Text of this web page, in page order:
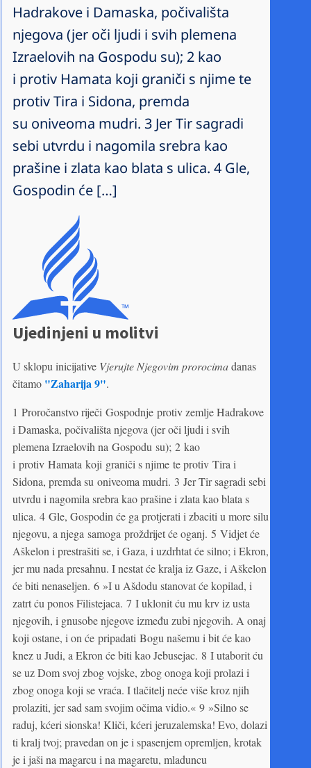
Hadrakove i Damaska, počivališta
njegova (jer oči ljudi i svih plemena
Izraelovih na Gospodu su); 2 kao
i protiv Hamata koji graniči s njime te
protiv Tira i Sidona, premda
su oniveoma mudri. 3 Jer Tir sagradi
sebi utvrdu i nagomila srebra kao
prašine i zlata kao blata s ulica. 4 Gle,
Gospodin će […]
Ujedinjeni u molitvi
U sklopu inicijative Vjerujte Njegovim prorocimadanas
čitamo "Zaharija 9".
1 Proročanstvo riječi Gospodnje protiv zemlje Hadrakove
i Damaska, počivališta njegova (jer oči ljudi i svih
plemena Izraelovih na Gospodu su); 2 kao
i protiv Hamata koji graniči s njime te protiv Tira i
Sidona, premda su oniveoma mudri. 3 Jer Tir sagradi sebi
utvrdu i nagomila srebra kao prašine i zlata kao blata s
ulica. 4 Gle, Gospodin će ga protjerati i zbaciti u more silu
njegovu, a njega samoga proždrijet će oganj. 5 Vidjet će
Aškelon i prestrašiti se, i Gaza, i uzdrhtat će silno; i Ekron,
jer mu nada presahnu. I nestat će kralja iz Gaze, i Aškelon
će biti nenaseljen. 6 »I u Ašdodu stanovat će kopilad, i
zatrt ću ponos Filistejaca. 7 I uklonit ću mu krv iz usta
njegovih, i gnusobe njegove između zubi njegovih. A onaj
koji ostane, i on će pripadati Bogu našemu i bit će kao
knez u Judi, a Ekron će biti kao Jebusejac. 8 I utaborit ću
se uz Dom svoj zbog vojske, zbog onoga koji prolazi i
zbog onoga koji se vraća. I tlačitelj neće više kroz njih
prolaziti, jer sad sam svojim očima vidio.« 9 »Silno se
raduj, kćeri sionska! Kliči, kćeri jeruzalemska! Evo, dolazi
ti kralj tvoj; pravedan on je i spasenjem opremljen, krotak
je i jaši na magarcu i na magaretu, mladuncu